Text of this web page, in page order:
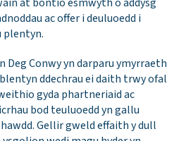
ac offer i deuluoedd i
plentyn.
Deg Conwy yn darparu ymyrraeth
ddechrau ei daith trwy ofal
gyda phartneriaid ac
bod teuluoedd yn gallu
Gellir gweld effaith y dull